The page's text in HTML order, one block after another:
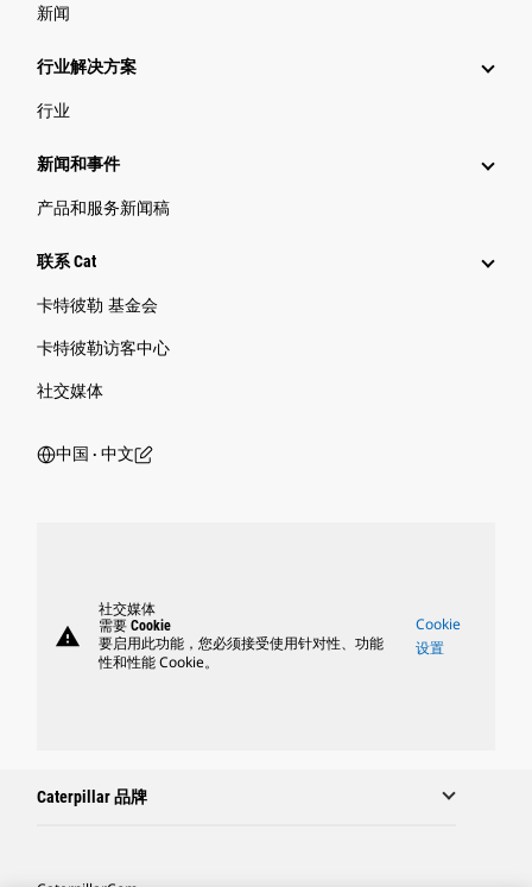
新闻
行业解决方案
行业
新闻和事件
产品和服务新闻稿
联系 Cat
卡特彼勒 基金会
卡特彼勒访客中心
社交媒体
中国 ‧ 中文
warning
社交媒体
需要 Cookie
要启用此功能，您必须接受使用针对性、功能
性和性能 Cookie。
Cookie
设置
Caterpillar 品牌